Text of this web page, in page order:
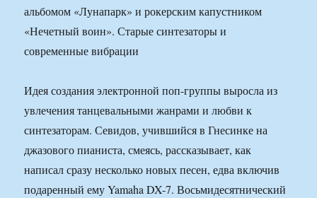
альбомом «Лунапарк» и рокерским капустником
«Нечетный воин». Старые синтезаторы и
современные вибрации
Идея создания электронной поп-группы выросла из
увлечения танцевальными жанрами и любви к
синтезаторам. Севидов, учившийся в Гнесинке на
джазового пианиста, смеясь, рассказывает, как
написал сразу несколько новых песен, едва включив
подаренный ему Yamaha DX-7. Восьмидесятнический